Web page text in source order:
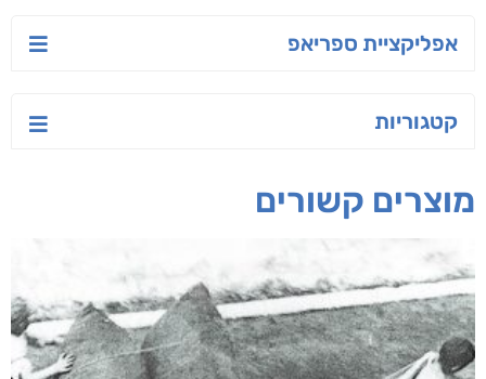
אפליקציית ספריאפ
קטגוריות
מוצרים קשורים